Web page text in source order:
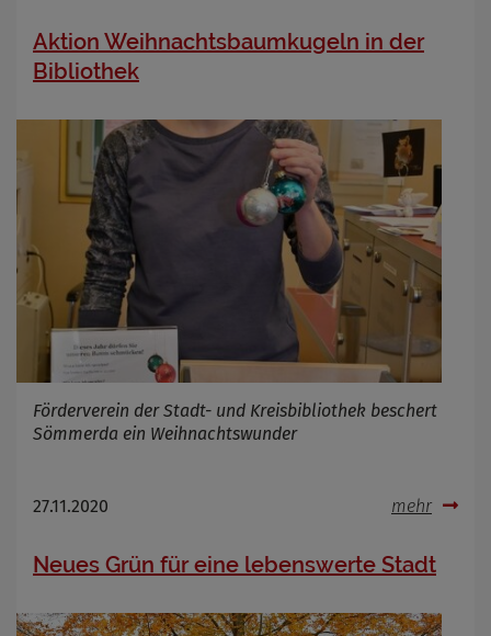
Aktion Weihnachtsbaumkugeln in der
Bibliothek
Förderverein der Stadt- und Kreisbibliothek beschert
Sömmerda ein Weihnachtswunder
27.11.2020 mehr
Neues Grün für eine lebenswerte Stadt